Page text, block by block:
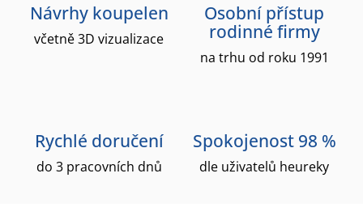
Návrhy koupelen
včetně 3D vizualizace
Osobní přístup
rodinné firmy
na trhu od roku 1991
Rychlé doručení
do 3 pracovních dnů
Spokojenost 98 %
dle uživatelů heureky